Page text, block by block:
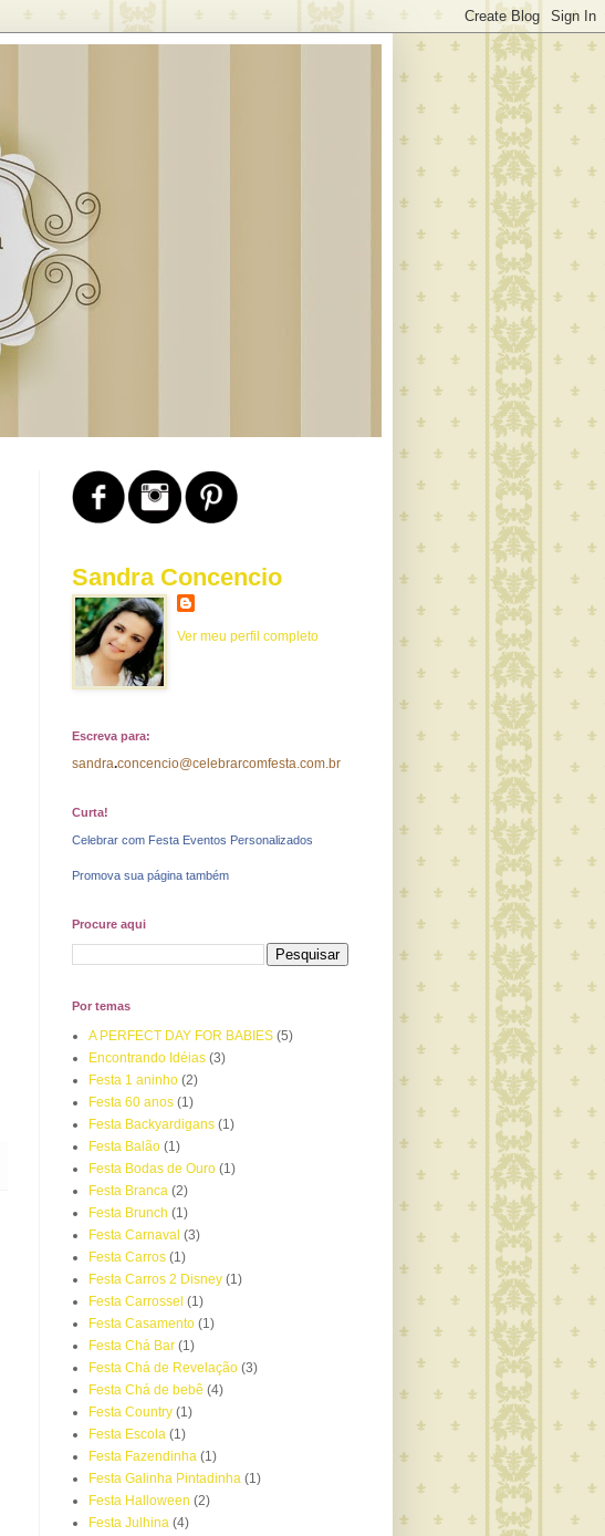
Sandra Concencio
Ver meu perfil completo
Escreva para:
sandra.concencio@celebrarcomfesta.com.br
Curta!
Celebrar com Festa Eventos Personalizados
Promova sua página também
Procure aqui
Por temas
A PERFECT DAY FOR BABIES (5)
Encontrando Idéias (3)
Festa 1 aninho (2)
Festa 60 anos (1)
Festa Backyardigans (1)
Festa Balão (1)
Festa Bodas de Ouro (1)
Festa Branca (2)
Festa Brunch (1)
Festa Carnaval (3)
Festa Carros (1)
Festa Carros 2 Disney (1)
Festa Carrossel (1)
Festa Casamento (1)
Festa Chá Bar (1)
Festa Chá de Revelação (3)
Festa Chá de bebê (4)
Festa Country (1)
Festa Escola (1)
Festa Fazendinha (1)
Festa Galinha Pintadinha (1)
Festa Halloween (2)
Festa Julhina (4)